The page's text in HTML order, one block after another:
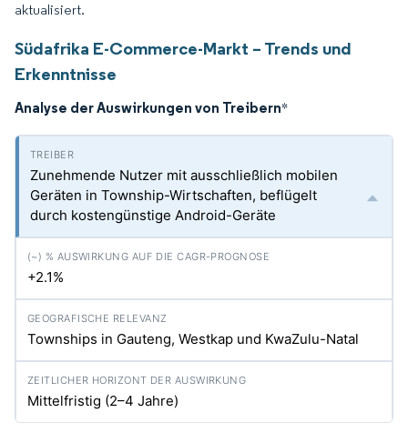
aktualisiert.
Südafrika E-Commerce-Markt – Trends und
Erkenntnisse
Analyse der Auswirkungen von Treibern*
Zunehmende Nutzer mit ausschließlich mobilen
Geräten in Township-Wirtschaften, beflügelt
durch kostengünstige Android-Geräte
+2.1%
Townships in Gauteng, Westkap und KwaZulu-Natal
Mittelfristig (2–4 Jahre)